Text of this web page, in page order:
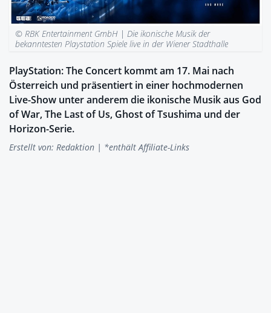
© RBK Entertainment GmbH |Die ikonische Musik der
bekanntesten Playstation Spiele live in der Wiener Stadthalle
PlayStation: The Concert kommt am 17. Mai nach
Österreich und präsentiert in einer hochmodernen
Live-Show unter anderem die ikonische Musik aus God
of War, The Last of Us, Ghost of Tsushima und der
Horizon-Serie.
Erstellt von: Redaktion | *enthält Affiliate-Links